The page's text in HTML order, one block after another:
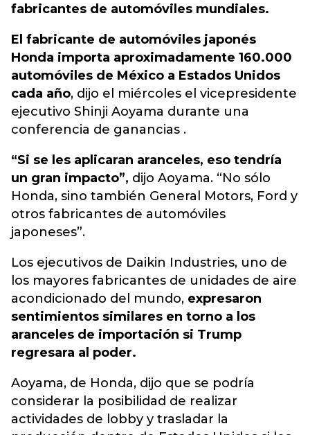
fabricantes de automóviles mundiales.
El fabricante de automóviles japonés
Honda importa aproximadamente 160.000
automóviles de México a Estados Unidos
cada año, dijo el miércoles el vicepresidente
ejecutivo Shinji Aoyama durante una
conferencia de ganancias .
“Si se les aplicaran aranceles, eso tendría
un gran impacto”, dijo Aoyama. “No sólo
Honda, sino también General Motors, Ford y
otros fabricantes de automóviles
japoneses”.
Los ejecutivos de Daikin Industries, uno de
los mayores fabricantes de unidades de aire
acondicionado del mundo, expresaron
sentimientos similares en torno a los
aranceles de importación si Trump
regresara al poder.
Aoyama, de Honda, dijo que se podría
considerar la posibilidad de realizar
actividades de lobby y trasladar la